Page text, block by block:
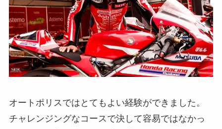
オートポリスではとてもよい経験ができました。
チャレンジングなコースで決して容易ではなかっ